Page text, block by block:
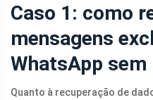
Caso 1: como
mensagens
WhatsApp sem
Quanto à recuperação de